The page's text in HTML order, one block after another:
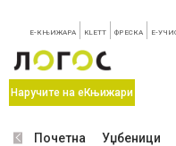
E-КЊИЖАРА KLETT ФРЕСКА E-
Наручите на еКњижари
Почетна Уџбеници